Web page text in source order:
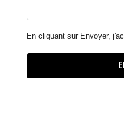
En cliquant sur Envoyer,